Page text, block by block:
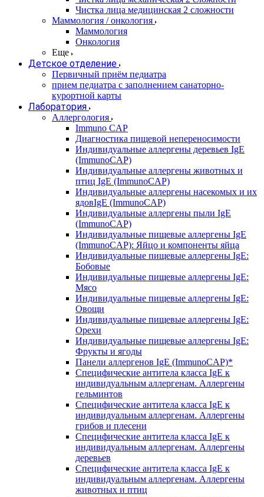
Чистка лица медицинская 2 сложности
Маммология / онкология
Маммология
Онкология
Еще
Детское отделение
Первичный приём педиатра
прием педиатра с заполнением санаторно-
курортной карты
Лаборатория
Аллергология
Immuno CAP
Диагностика пищевой непереносимости
Индивидуальные аллергены деревьев IgE
(ImmunoCAP)
Индивидуальные аллергены животных и
птиц IgE (ImmunoCAP)
Индивидуальные аллергены насекомых и их
ядовIgE (ImmunoCAP)
Индивидуальные аллергены пыли IgE
(ImmunoCAP)
Индивидуальные пищевые аллергены IgE
(ImmunoCAP): Яйцо и компоненты яйца
Индивидуальные пищевые аллергены IgE:
Бобовые
Индивидуальные пищевые аллергены IgE:
Мясо
Индивидуальные пищевые аллергены IgE:
Овощи
Индивидуальные пищевые аллергены IgE:
Орехи
Индивидуальные пищевые аллергены IgE:
Фрукты и ягоды
Панели аллергенов IgE (ImmunoCAP)*
Специфические антитела класса IgE к
индивидуальным аллергенам. Аллергены
гельминтов
Специфические антитела класса IgE к
индивидуальным аллергенам. Аллергены
грибов и плесени
Специфические антитела класса IgE к
индивидуальным аллергенам. Аллергены
деревьев
Специфические антитела класса IgE к
индивидуальным аллергенам. Аллергены
животных и птиц